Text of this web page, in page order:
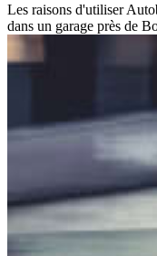
Les raisons d'utiliser
dans un garage près de